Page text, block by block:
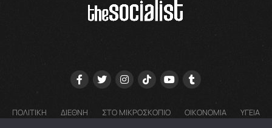
ΠΟΛΙΤΙΚΗ ΔΙΕΘΝΗ ΣΤΟ ΜΙΚΡΟΣΚΟΠΙΟ ΟΙΚΟΝΟΜΙΑ
ΥΓΕΙΑ